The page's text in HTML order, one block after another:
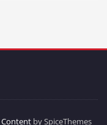
Contentby SpiceThemes